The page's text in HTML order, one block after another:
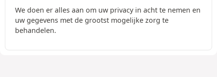
We doen er alles aan om uw privacy in acht te nemen en
uw gegevens met de grootst mogelijke zorg te
behandelen.